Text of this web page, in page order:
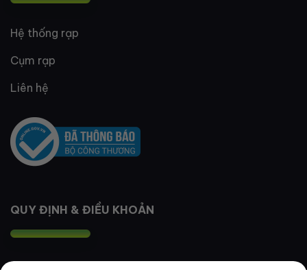
Hệ thống rạp
Cụm rạp
Liên hệ
QUY ĐỊNH & ĐIỀU KHOẢN
Quy định thành viên